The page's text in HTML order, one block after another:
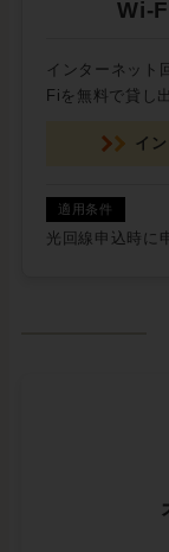
Wi-
インターネット
Fiを無料で貸し
イ
光回線申込時に